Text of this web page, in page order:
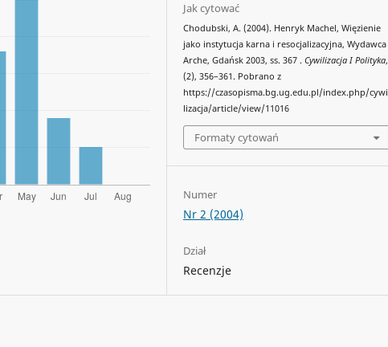
Jak cytować
Chodubski, A. (2004). Henryk Machel, Więzienie
jako instytucja karna i resocjalizacyjna, Wydawca
Arche, Gdańsk 2003, ss. 367 .Cywilizacja I Polityka,
(2), 356–361. Pobrano z
https://czasopisma.bg.ug.edu.pl/index.php/cywi
lizacja/article/view/11016
Formaty cytowań
Numer
Nr 2 (2004)
Dział
Recenzje